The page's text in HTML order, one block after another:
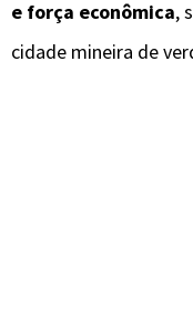
e força econômica,
cidade mineira de